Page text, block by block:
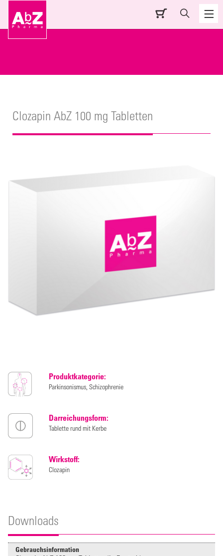
Clozapin AbZ 100 mg Tabletten
Produktkategorie:
Parkinsonismus, Schizophrenie
Darreichungsform:
Tablette rund mit Kerbe
Wirkstoff:
Clozapin
Downloads
Gebrauchsinformation